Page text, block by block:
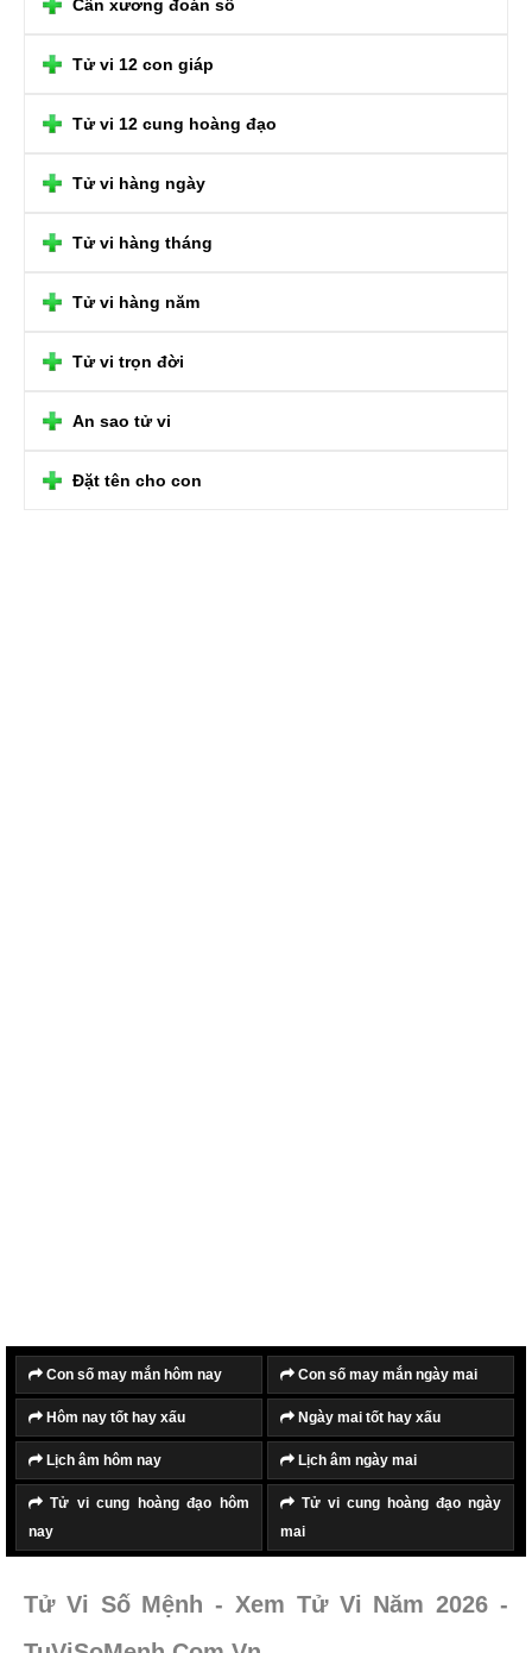
Cân xương đoán số
Tử vi 12 con giáp
Tử vi 12 cung hoàng đạo
Tử vi hàng ngày
Tử vi hàng tháng
Tử vi hàng năm
Tử vi trọn đời
An sao tử vi
Đặt tên cho con
Con số may mắn hôm nay Con số may mắn ngày mai
Hôm nay tốt hay xấu Ngày mai tốt hay xấu
Lịch âm hôm nay Lịch âm ngày mai
Tử vi cung hoàng đạo hôm
nay
Tử vi cung hoàng đạo ngày
mai
Tử Vi Số Mệnh - Xem Tử Vi Năm 2026 -